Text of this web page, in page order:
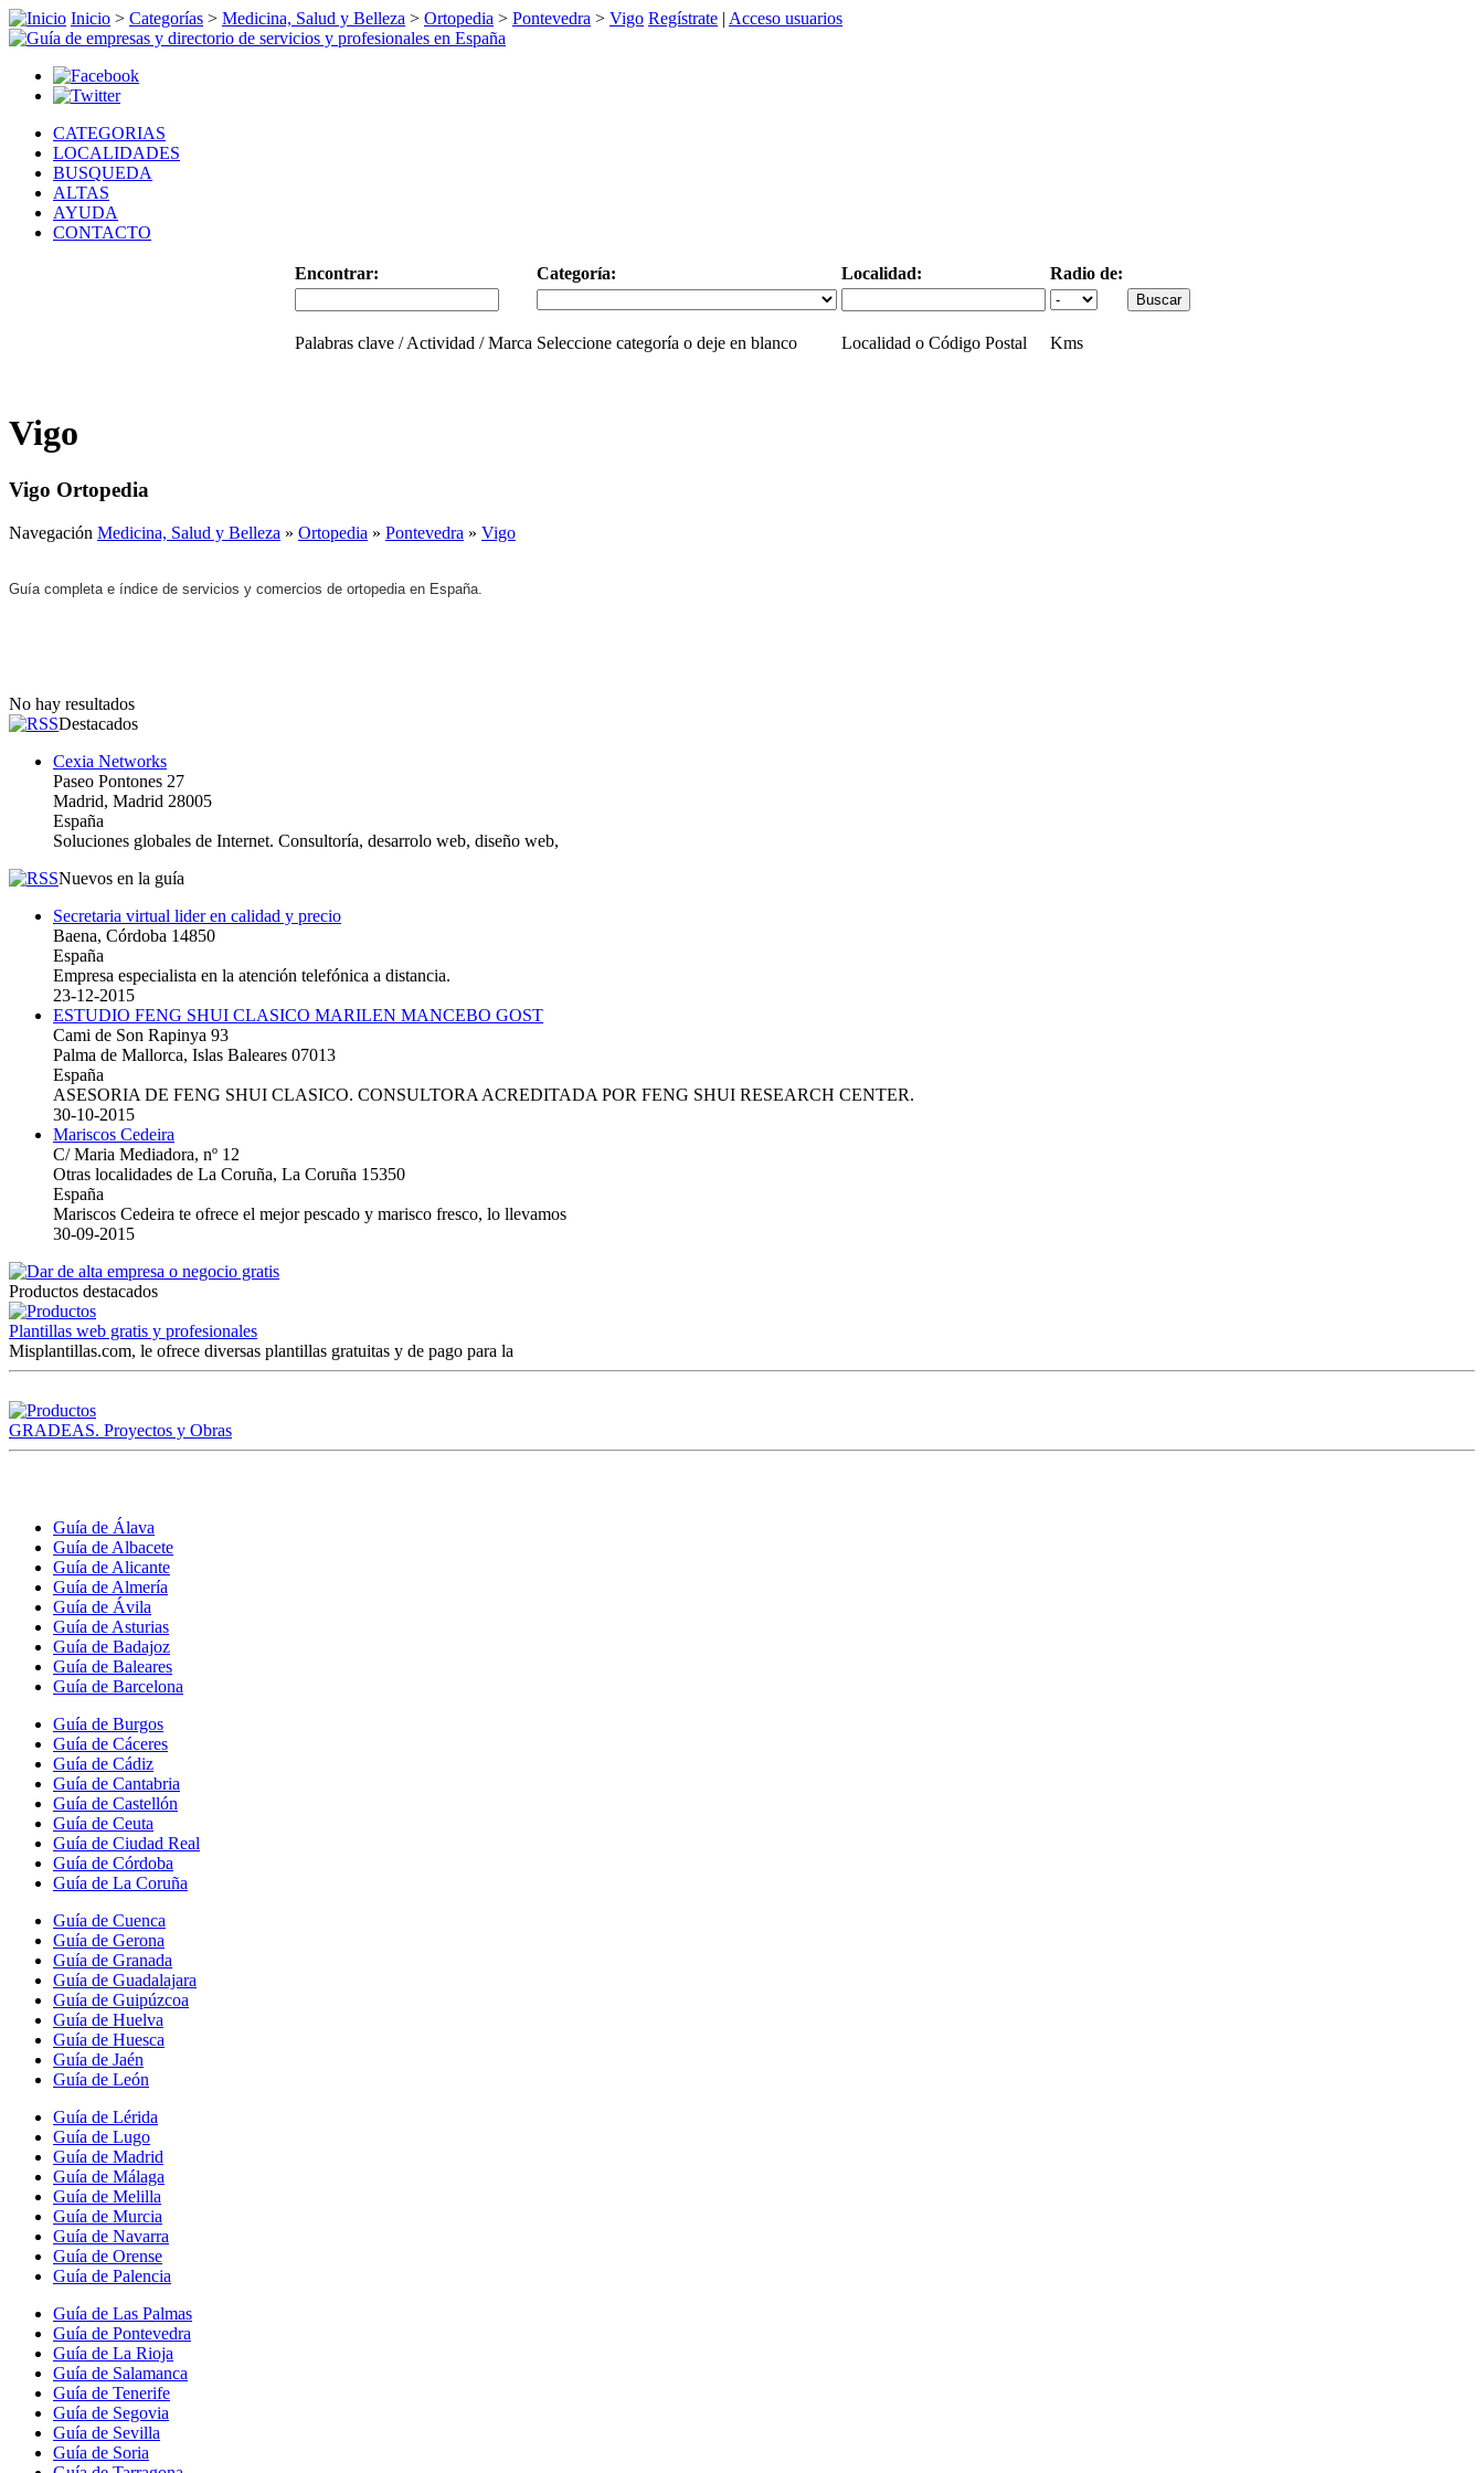
Inicio > Categorías > Medicina, Salud y Belleza > Ortopedia > Pontevedra > Vigo Regístrate | Acceso usuarios
CATEGORIAS
LOCALIDADES
BUSQUEDA
ALTAS
AYUDA
CONTACTO
Encontrar: Categoría: Localidad: Radio de:
Palabras clave / Actividad / Marca Seleccione categoría o deje en blanco Localidad o Código Postal Kms
Vigo
Vigo Ortopedia
Navegación Medicina, Salud y Belleza » Ortopedia » Pontevedra » Vigo
Guía completa e índice de servicios y comercios de ortopedia en España.
No hay resultados
Destacados
Cexia Networks
Paseo Pontones 27
Madrid, Madrid 28005
España
Soluciones globales de Internet. Consultoría, desarrolo web, diseño web,
Nuevos en la guía
Secretaria virtual lider en calidad y precio
Baena, Córdoba 14850
España
Empresa especialista en la atención telefónica a distancia.
23-12-2015
ESTUDIO FENG SHUI CLASICO MARILEN MANCEBO GOST
Cami de Son Rapinya 93
Palma de Mallorca, Islas Baleares 07013
España
ASESORIA DE FENG SHUI CLASICO. CONSULTORA ACREDITADA POR FENG SHUI RESEARCH CENTER.
30-10-2015
Mariscos Cedeira
C/ Maria Mediadora, nº 12
Otras localidades de La Coruña, La Coruña 15350
España
Mariscos Cedeira te ofrece el mejor pescado y marisco fresco, lo llevamos
30-09-2015
Productos destacados
Plantillas web gratis y profesionales
Misplantillas.com, le ofrece diversas plantillas gratuitas y de pago para la
GRADEAS. Proyectos y Obras
Guía de Álava
Guía de Albacete
Guía de Alicante
Guía de Almería
Guía de Ávila
Guía de Asturias
Guía de Badajoz
Guía de Baleares
Guía de Barcelona
Guía de Burgos
Guía de Cáceres
Guía de Cádiz
Guía de Cantabria
Guía de Castellón
Guía de Ceuta
Guía de Ciudad Real
Guía de Córdoba
Guía de La Coruña
Guía de Cuenca
Guía de Gerona
Guía de Granada
Guía de Guadalajara
Guía de Guipúzcoa
Guía de Huelva
Guía de Huesca
Guía de Jaén
Guía de León
Guía de Lérida
Guía de Lugo
Guía de Madrid
Guía de Málaga
Guía de Melilla
Guía de Murcia
Guía de Navarra
Guía de Orense
Guía de Palencia
Guía de Las Palmas
Guía de Pontevedra
Guía de La Rioja
Guía de Salamanca
Guía de Tenerife
Guía de Segovia
Guía de Sevilla
Guía de Soria